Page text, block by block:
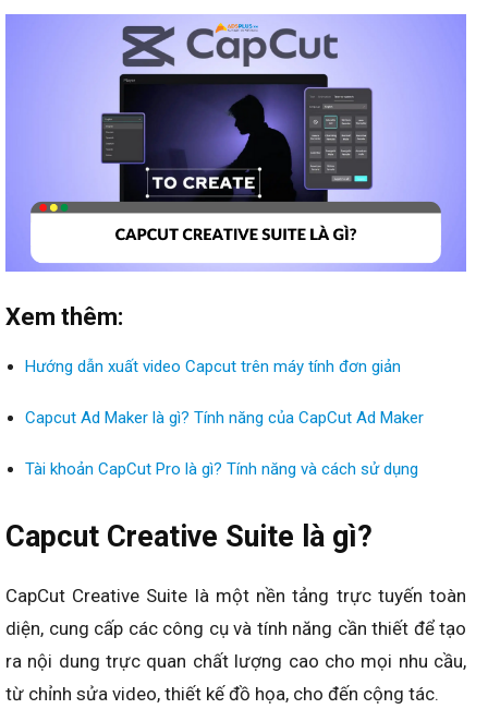
Xem thêm:
Hướng dẫn xuất video Capcut trên máy tính đơn giản
Capcut Ad Maker là gì? Tính năng của CapCut Ad Maker
Tài khoản CapCut Pro là gì? Tính năng và cách sử dụng
Capcut Creative Suite là gì?
CapCut Creative Suite là một nền tảng trực tuyến toàn
diện, cung cấp các công cụ và tính năng cần thiết để tạo
ra nội dung trực quan chất lượng cao cho mọi nhu cầu,
từ chỉnh sửa video, thiết kế đồ họa, cho đến cộng tác.